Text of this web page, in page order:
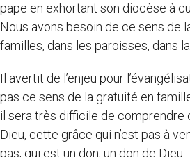
pape en exhortant son diocèse à
Nous avons besoin de ce sens de
familles, dans les paroisses, dans
Il avertit de l’enjeu pour
pas ce sens de la gratuité en
il sera très difficile de comprendre
Dieu, cette grâce qui n’est pas à
pas, qui est un don, un don de Dieu